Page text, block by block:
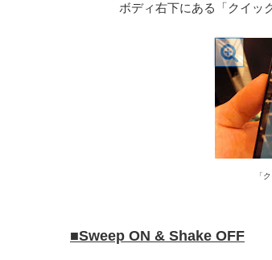
ボディ右下にある「クイッ
「
■Sweep ON & Shake OFF